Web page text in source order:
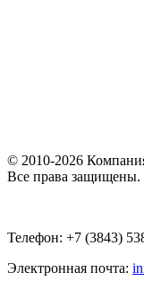
© 2010-2026
Все права защищены.
Телефон: +7 (3843)
Электронная почта: